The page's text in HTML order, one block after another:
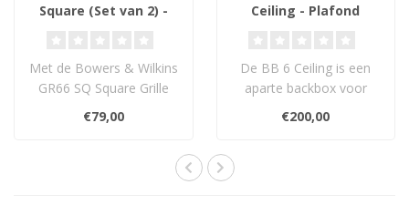
Square (Set van 2) -
Met de Bowers & Wilkins
GR66 SQ Square Grille
Assembly maak je ronde
inbouwluids..
€79,00
Ceiling - Plafond
De BB 6 Ceiling is een
aparte backbox voor
Bowers & Wilkins
CCM36x-, CCM38x-, CC..
€200,00